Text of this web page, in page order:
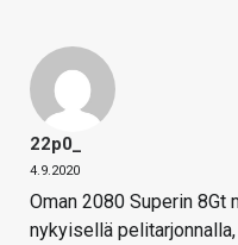
22p0_
4.9.2020
Oman 2080 Superin 8Gt
nykyisellä